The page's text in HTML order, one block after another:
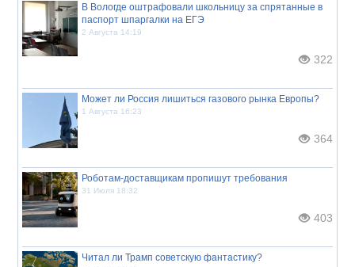
В Вологде оштрафовали школьницу за спрятанные в
паспорт шпаргалки на ЕГЭ
2 Августа 14:19
322
Может ли Россия лишиться газового рынка Европы?
1 Августа 16:23
364
Роботам-доставщикам пропишут требования
31 Июля 18:32
403
Читал ли Трамп советскую фантастику?